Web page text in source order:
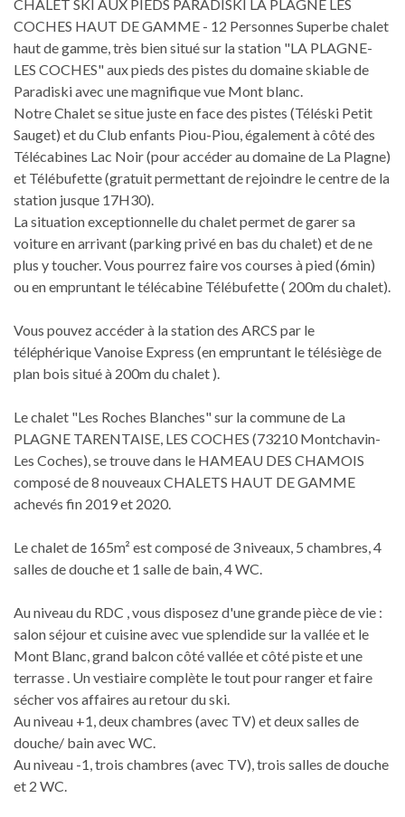
CHALET SKI AUX PIEDS PARADISKI LA PLAGNE LES
COCHES HAUT DE GAMME - 12 Personnes Superbe chalet
haut de gamme, très bien situé sur la station "LA PLAGNE-
LES COCHES" aux pieds des pistes du domaine skiable de
Paradiski avec une magnifique vue Mont blanc.
Notre Chalet se situe juste en face des pistes (Téléski Petit
Sauget) et du Club enfants Piou-Piou, également à côté des
Télécabines Lac Noir (pour accéder au domaine de La Plagne)
et Télébufette (gratuit permettant de rejoindre le centre de la
station jusque 17H30).
La situation exceptionnelle du chalet permet de garer sa
voiture en arrivant (parking privé en bas du chalet) et de ne
plus y toucher. Vous pourrez faire vos courses à pied (6min)
ou en empruntant le télécabine Télébufette ( 200m du chalet).
Vous pouvez accéder à la station des ARCS par le
téléphérique Vanoise Express (en empruntant le télésiège de
plan bois situé à 200m du chalet ).
Le chalet "Les Roches Blanches" sur la commune de La
PLAGNE TARENTAISE, LES COCHES (73210 Montchavin-
Les Coches), se trouve dans le HAMEAU DES CHAMOIS
composé de 8 nouveaux CHALETS HAUT DE GAMME
achevés fin 2019 et 2020.
Le chalet de 165m² est composé de 3 niveaux, 5 chambres, 4
salles de douche et 1 salle de bain, 4 WC.
Au niveau du RDC , vous disposez d'une grande pièce de vie :
salon séjour et cuisine avec vue splendide sur la vallée et le
Mont Blanc, grand balcon côté vallée et côté piste et une
terrasse . Un vestiaire complète le tout pour ranger et faire
sécher vos affaires au retour du ski.
Au niveau +1, deux chambres (avec TV) et deux salles de
douche/ bain avec WC.
Au niveau -1, trois chambres (avec TV), trois salles de douche
et 2 WC.